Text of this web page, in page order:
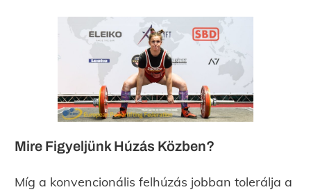
Mire Figyeljünk Húzás Közben?
Míg a konvencionális felhúzás jobban tolerálja a